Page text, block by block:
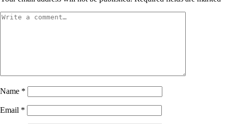
Name *
Email *